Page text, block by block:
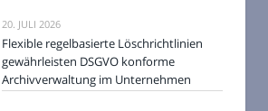
20. JULI 2026
Flexible regelbasierte Löschrichtlinien
gewährleisten DSGVO konforme
Archivverwaltung im Unternehmen